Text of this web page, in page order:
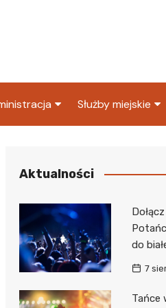
Skarbowy
Służby miejskie
Policja
Aktualności
do
7
Tańce